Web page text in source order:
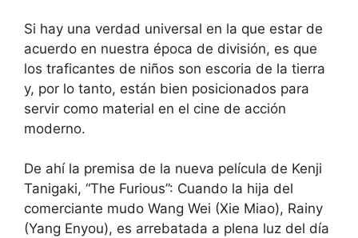
Si hay una verdad universal en la que estar de
acuerdo en nuestra época de división, es que
los traficantes de niños son escoria de la tierra
y, por lo tanto, están bien posicionados para
servir como material en el cine de acción
moderno.
De ahí la premisa de la nueva película de Kenji
Tanigaki, “The Furious”: Cuando la hija del
comerciante mudo Wang Wei (Xie Miao), Rainy
(Yang Enyou), es arrebatada a plena luz del día